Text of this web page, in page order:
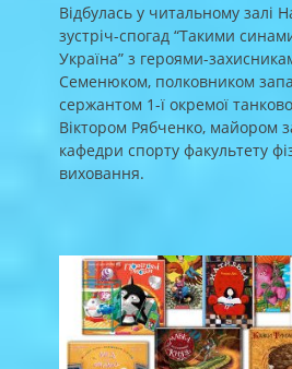
Відбулась у читальному залі
зустріч-спогад “Такими
Україна” з героями-
Семенюком, полковником
сержантом 1-ї окремої
Віктором Рябченко, майором
кафедри спорту факультету
виховання.